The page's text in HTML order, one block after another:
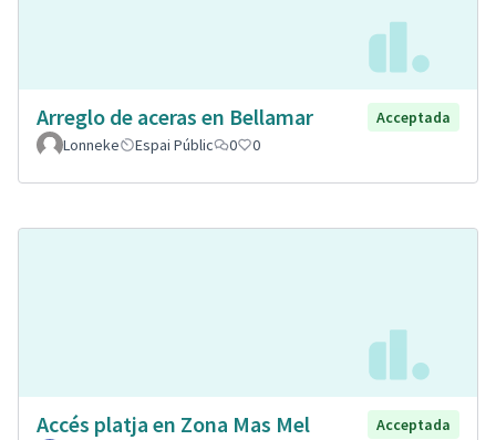
Arreglo de aceras en Bellamar
Acceptada
Lonneke
Espai Públic 0 0
Accés platja en Zona Mas Mel
Acceptada